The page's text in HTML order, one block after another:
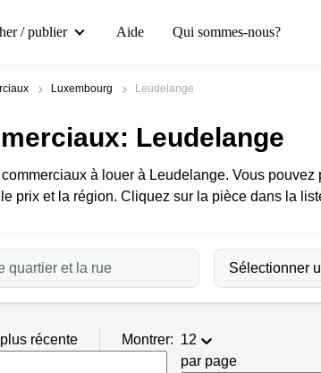
/ publier Aide Qui sommes-nous?
Luxembourg Leudelange
: Leudelange
à louer à Leudelange. Vous
prix et la région. Cliquez sur la pièce dans la
Sélectionner
récente Montrer: 12
par page